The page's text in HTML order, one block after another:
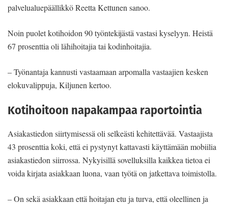
palvelualuepäällikkö Reetta Kettunen sanoo.
Noin puolet kotihoidon 90 työntekijästä vastasi kyselyyn. Heistä
67 prosenttia oli lähihoitajia tai kodinhoitajia.
– Työnantaja kannusti vastaamaan arpomalla vastaajien kesken
elokuvalippuja, Kiljunen kertoo.
Kotihoitoon napakampaa raportointia
Asiakastiedon siirtymisessä oli selkeästi kehitettävää. Vastaajista
43 prosenttia koki, että ei pystynyt kattavasti käyttämään mobiilia
asiakastiedon siirrossa. Nykyisillä sovelluksilla kaikkea tietoa ei
voida kirjata asiakkaan luona, vaan työtä on jatkettava toimistolla.
– On sekä asiakkaan että hoitajan etu ja turva, että oleellinen ja